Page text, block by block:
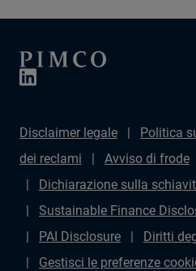
Disclaimer legale Politica
dei reclami
Avviso di frode
Dichiarazione sulla
Sustainable Finance
PAI Disclosure
Diritti
Gestisci le preferenze